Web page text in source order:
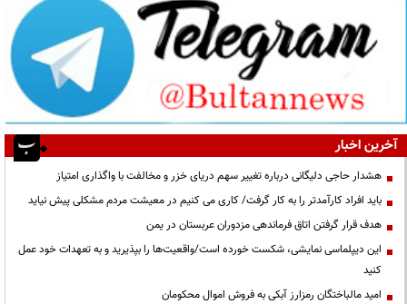
آخرین اخبار
هشدار حاجی دلیگانی درباره تغییر سهم دریای خزر و مخالفت با واگذاری امتیاز
باید افراد کارآمدتر را به کار گرفت/ کاری می کنیم در معیشت مردم مشکلی پیش نیاید
هدف قرار گرفتن اتاق‌ فرماندهی مزدوران عربستان در یمن
این دیپلماسی نمایشی، شکست خورده است/واقعیت‌ها را بپذیرید و به تعهدات خود عمل
کنید
امید مالباختگان رمزارز آبکی به فروش اموال محکومان